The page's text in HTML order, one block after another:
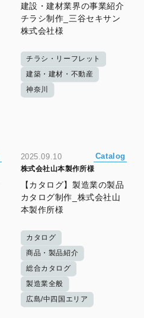
建設・建材業界の事業紹介
チラシ制作_三谷セキサン
株式会社様
チラシ・リーフレット
建築・建材・不動産
神奈川
2025.09.10 Catalog
株式会社山本製作所様
【カタログ】製造業の製品
カタログ制作_株式会社山
本製作所様
カタログ
商品・製品紹介
総合カタログ
製造業全般
広島/中四国エリア